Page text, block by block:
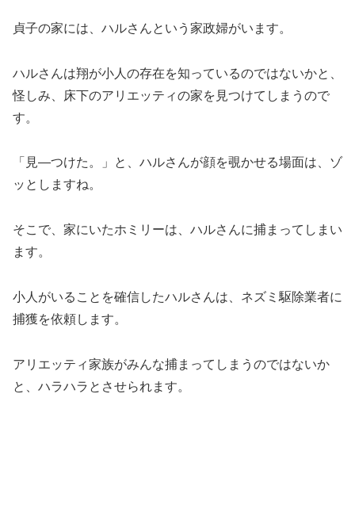
貞子の家には、ハルさんという家政婦がいます。
ハルさんは翔が小人の存在を知っているのではないかと、
怪しみ、床下のアリエッティの家を見つけてしまうので
す。
「見—つけた。」と、ハルさんが顔を覗かせる場面は、ゾ
ッとしますね。
そこで、家にいたホミリーは、ハルさんに捕まってしまい
ます。
小人がいることを確信したハルさんは、ネズミ駆除業者に
捕獲を依頼します。
アリエッティ家族がみんな捕まってしまうのではないか
と、ハラハラとさせられます。